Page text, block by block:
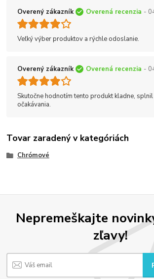
Overený zákazník Overená recenzia -
Veľký výber produktov a rýchle odoslanie.
Overený zákazník Overená recenzia -
Skutočne hodnotím tento produkt kladne,
očakávania.
Tovar zaradený v kategóriách
Chrómové
Nepremeškajte
zľavy!